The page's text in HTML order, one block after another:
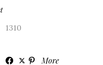
1310
More